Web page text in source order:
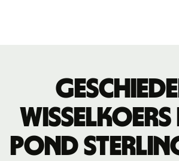
wisselkoers
pond